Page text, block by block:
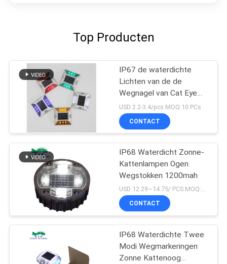
Top Producten
IP67 de waterdichte
Lichten van de de
Wegnagel van Cat Eye
Road Stud Outdoor
Zonne
USD 2.2-3.4/pcs MOQ:10 PCs
CONTACT
IP68 Waterdicht Zonne-
Kattenlampen Ogen
Wegstokken 1200mah
USD 12.29~14.75/ PCS MOQ:PCs 1
CONTACT
IP68 Waterdichte Twee
Modi Wegmarkeringen
Zonne Kattenoog